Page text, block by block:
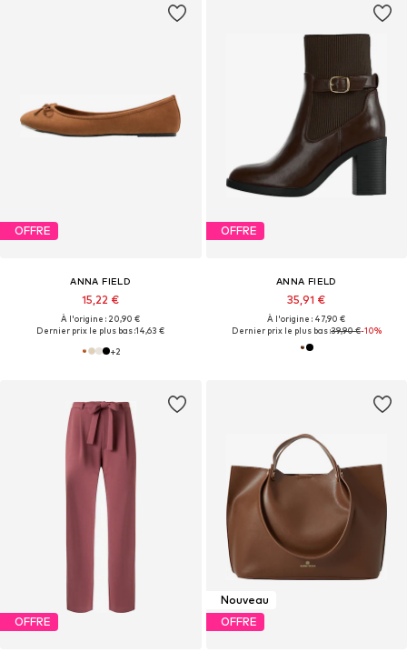
OFFRE
ANNA FIELD
15,22 €
À l'origine : 20,90 €
Dernier prix le plus bas :14,63 €
+2
OFFRE
ANNA FIELD
35,91 €
À l'origine : 47,90 €
Dernier prix le plus bas :39,90 €-10%
OFFRE
Nouveau
OFFRE